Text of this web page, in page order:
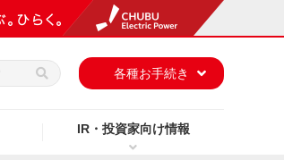
IR・投資家向け情報
各種お手続き